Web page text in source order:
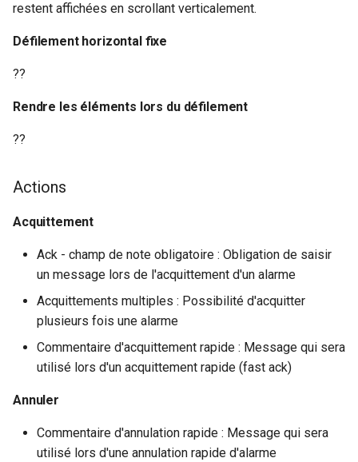
restent affichées en scrollant verticalement.
Défilement horizontal fixe
??
Rendre les éléments lors du défilement
??
Actions
Acquittement
Ack - champ de note obligatoire : Obligation de saisir
un message lors de l'acquittement d'un alarme
Acquittements multiples : Possibilité d'acquitter
plusieurs fois une alarme
Commentaire d'acquittement rapide : Message qui sera
utilisé lors d'un acquittement rapide (fast ack)
Annuler
Commentaire d'annulation rapide : Message qui sera
utilisé lors d'une annulation rapide d'alarme